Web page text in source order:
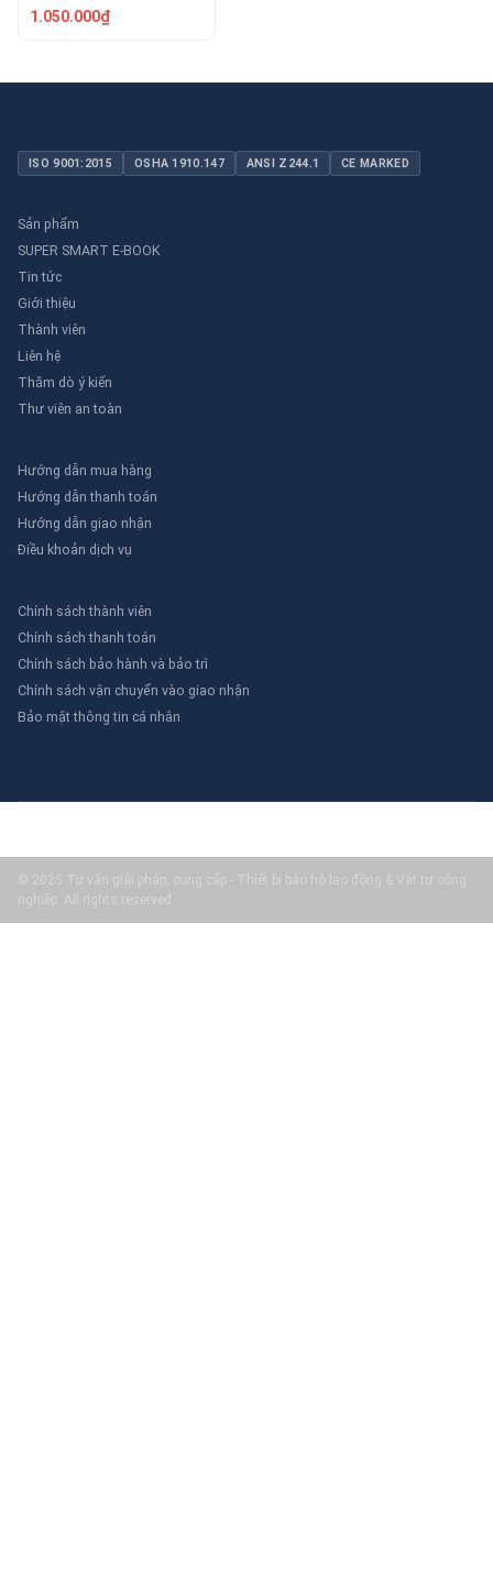
RWB-120L
1.050.000₫
ISO 9001:2015 OSHA 1910.147 ANSI Z244.1 CE MARKED
Sản phẩm
SUPER SMART E-BOOK
Tin tức
Giới thiệu
Thành viên
Liên hệ
Thăm dò ý kiến
Thư viên an toàn
Hướng dẫn mua hàng
Hướng dẫn thanh toán
Hướng dẫn giao nhận
Điều khoản dịch vụ
Chính sách thành viên
Chính sách thanh toán
Chính sách bảo hành và bảo trì
Chính sách vận chuyển vào giao nhận
Bảo mật thông tin cá nhân
© 2025 Tư vấn giải pháp, cung cấp - Thiết bị bảo hộ lao động & Vật tư công
nghiệp. All rights reserved.